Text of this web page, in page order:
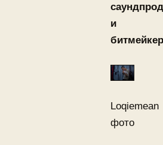
и
битмейкер
Loqiemean
фото